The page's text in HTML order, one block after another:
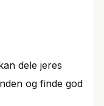
dele jeres
og finde god